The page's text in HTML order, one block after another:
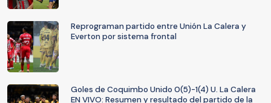
Reprograman partido entre Unión La Calera y
Everton por sistema frontal
Goles de Coquimbo Unido 0(5)-1(4) U. La Calera
EN VIVO: Resumen y resultado del partido de la